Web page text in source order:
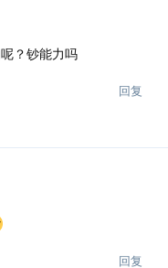
？钞能力吗
回复
回复